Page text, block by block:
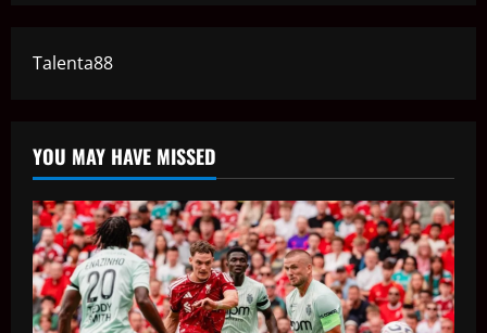
Talenta88
YOU MAY HAVE MISSED